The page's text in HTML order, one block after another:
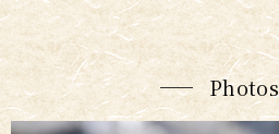
Photos